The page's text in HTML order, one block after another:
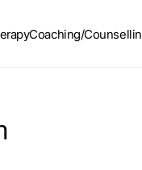
Coaching/